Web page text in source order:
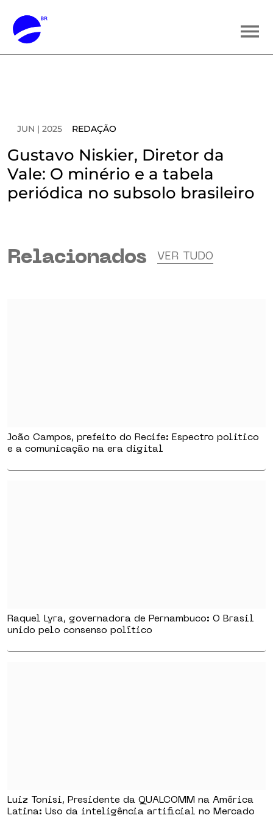
JUN | 2025 REDAÇÃO
Gustavo Niskier, Diretor da
Vale: O minério e a tabela
periódica no subsolo brasileiro
Relacionados VER TUDO
João Campos, prefeito do Recife: Espectro politico
e a comunicação na era digital
Raquel Lyra, governadora de Pernambuco: O Brasil
unido pelo consenso político
Luiz Tonisi, Presidente da QUALCOMM na América
Latina: Uso da inteligência artificial no Mercado